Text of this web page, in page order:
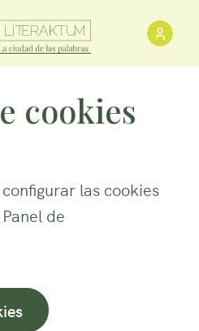
cookies
las cookies
de